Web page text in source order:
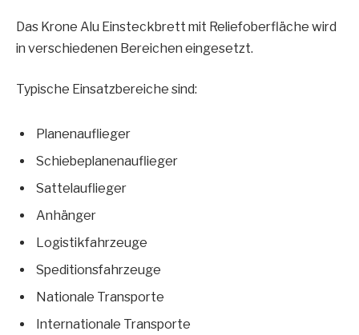
Das Krone Alu Einsteckbrett mit Reliefoberfläche wird
in verschiedenen Bereichen eingesetzt.
Typische Einsatzbereiche sind:
Planenauflieger
Schiebeplanenauflieger
Sattelauflieger
Anhänger
Logistikfahrzeuge
Speditionsfahrzeuge
Nationale Transporte
Internationale Transporte